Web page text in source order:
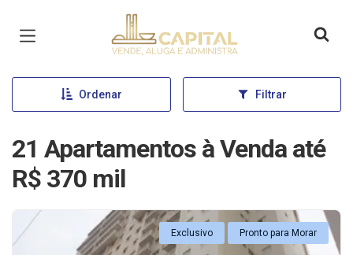
Página inicial
Ordenar Filtrar
21 Apartamentos à Venda até
R$ 370 mil
Exclusivo Pronto para Morar